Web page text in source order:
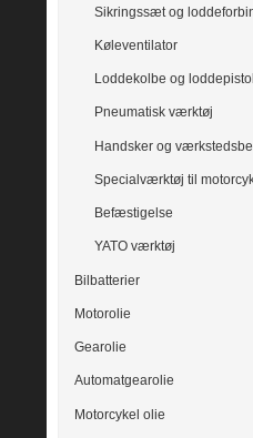
Sikringssæt og
Køleventilator
Loddekolbe og loddepistol
Pneumatisk værktøj
Handsker og
Specialværktøj til
Befæstigelse
YATO værktøj
Bilbatterier
Motorolie
Gearolie
Automatgearolie
Motorcykel olie